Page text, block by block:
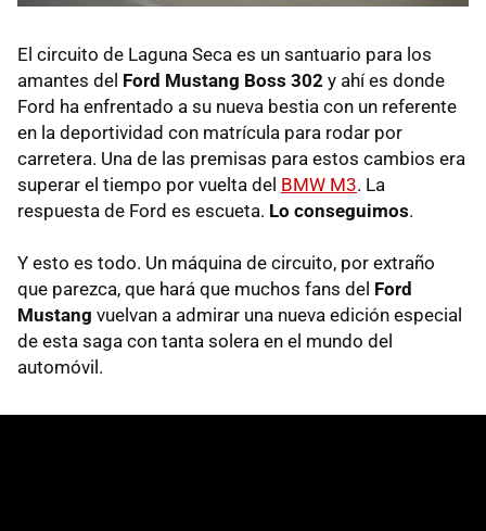
El circuito de Laguna Seca es un santuario para los
amantes del Ford Mustang Boss 302 y ahí es donde
Ford ha enfrentado a su nueva bestia con un referente
en la deportividad con matrícula para rodar por
carretera. Una de las premisas para estos cambios era
superar el tiempo por vuelta del BMW M3. La
respuesta de Ford es escueta. Lo conseguimos.
Y esto es todo. Un máquina de circuito, por extraño
que parezca, que hará que muchos fans del Ford
Mustang vuelvan a admirar una nueva edición especial
de esta saga con tanta solera en el mundo del
automóvil.